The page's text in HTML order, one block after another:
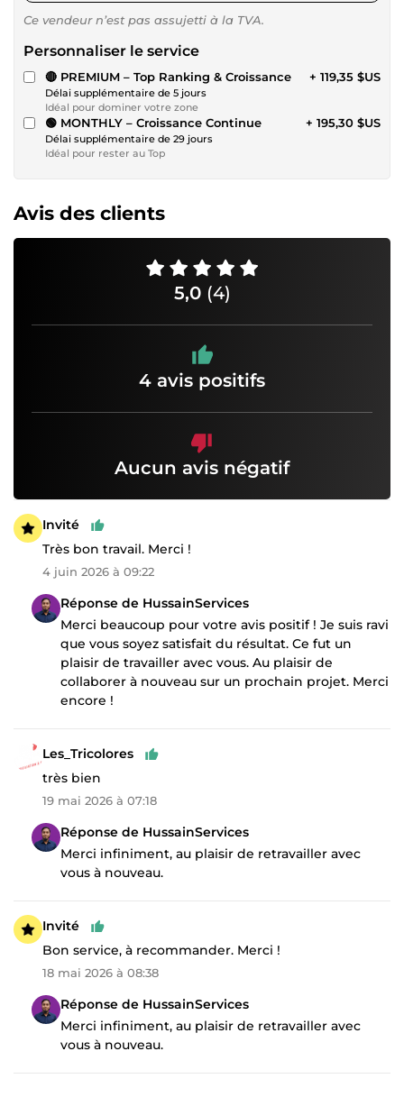
Ce vendeur n’est pas assujetti à la TVA.
Personnaliser le service
🔴 PREMIUM – Top Ranking & Croissance
Délai supplémentaire de 5 jours
Idéal pour dominer votre zone
+ 119,35 $US
🟢 MONTHLY – Croissance Continue
Délai supplémentaire de 29 jours
Idéal pour rester au Top
+ 195,30 $US
Avis des clients
5,0 (4)
4 avis positifs
Aucun avis négatif
Invité
Très bon travail. Merci !
4 juin 2026 à 09:22
Réponse de HussainServices
Merci beaucoup pour votre avis positif ! Je suis ravi
que vous soyez satisfait du résultat. Ce fut un
plaisir de travailler avec vous. Au plaisir de
collaborer à nouveau sur un prochain projet. Merci
encore !
Les_Tricolores
très bien
19 mai 2026 à 07:18
Réponse de HussainServices
Merci infiniment, au plaisir de retravailler avec
vous à nouveau.
Invité
Bon service, à recommander. Merci !
18 mai 2026 à 08:38
Réponse de HussainServices
Merci infiniment, au plaisir de retravailler avec
vous à nouveau.